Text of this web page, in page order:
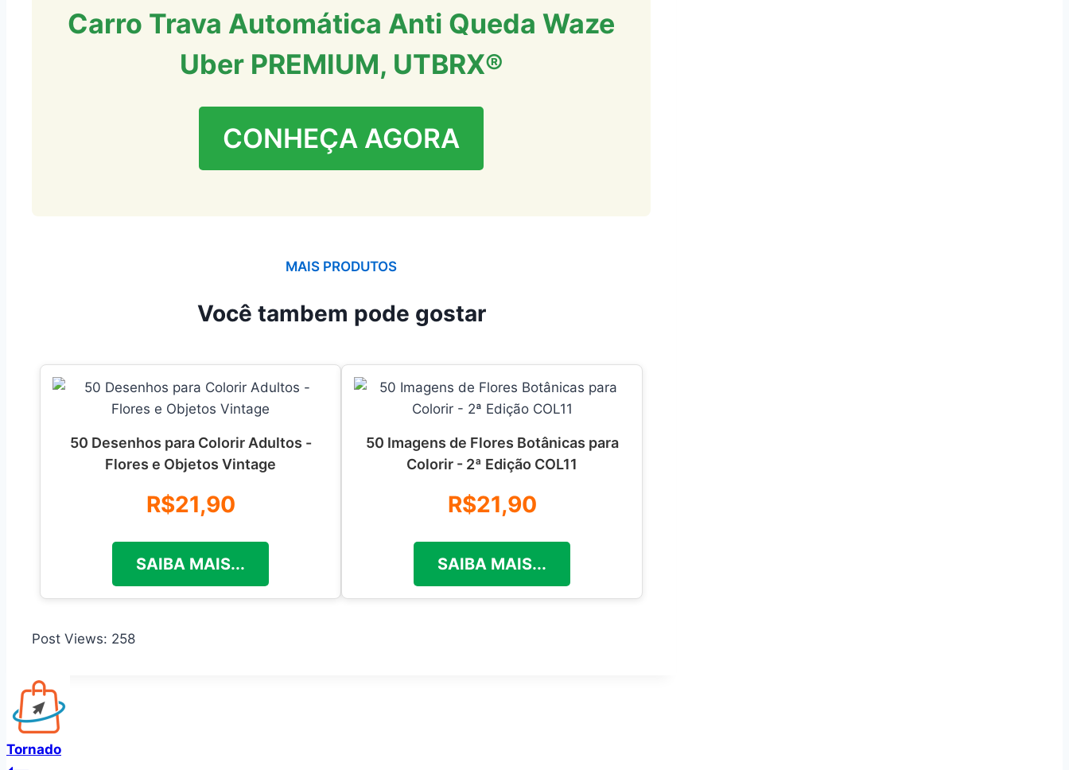
Carro Trava Automática Anti Queda Waze
Uber PREMIUM, UTBRX®
CONHEÇA AGORA
MAIS PRODUTOS
Você tambem pode gostar
50 Desenhos para Colorir Adultos -
Flores e Objetos Vintage
R$21,90
SAIBA MAIS...
50 Imagens de Flores Botânicas para
Colorir - 2ª Edição COL11
R$21,90
SAIBA MAIS...
Post Views: 258
Tornado